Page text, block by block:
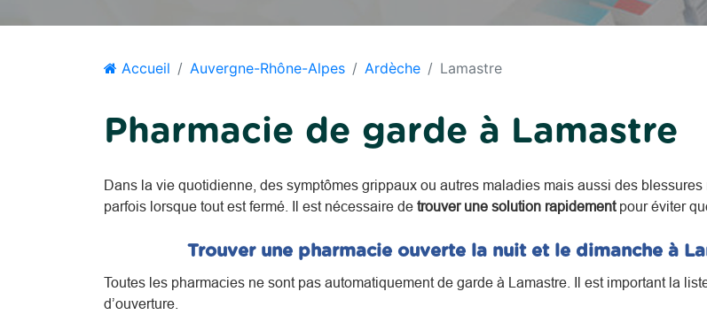
Accueil Auvergne-Rhône-Alpes Ardèche Lamastre
Pharmacie de garde à Lamastre
Dans la vie quotidienne, des symptômes grippaux ou autres maladies mais aussi des
parfois lorsque tout est fermé. Il est nécessaire de trouver une solution rapidementpour éviter
Trouver une pharmacie ouverte la nuit et le dimanche à
Toutes les pharmacies ne sont pas automatiquement de garde à Lamastre. Il est important la
d’ouverture.